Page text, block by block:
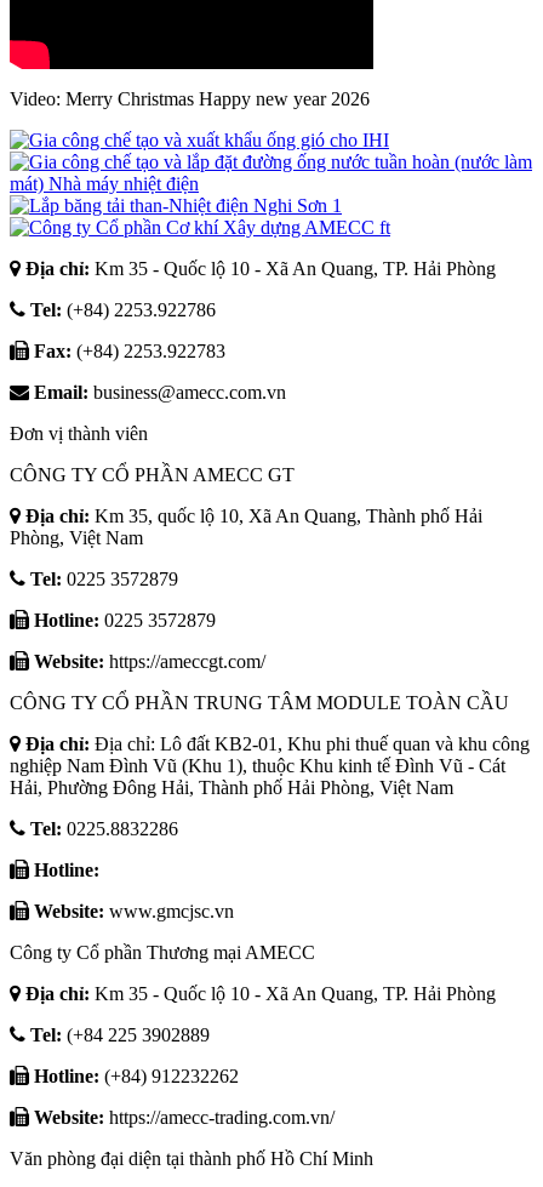
Video: Merry Christmas Happy new year 2026
Địa chỉ: Km 35 - Quốc lộ 10 - Xã An Quang, TP. Hải Phòng
Tel: (+84) 2253.922786
Fax: (+84) 2253.922783
Email: business@amecc.com.vn
Đơn vị thành viên
CÔNG TY CỔ PHẦN AMECC GT
Địa chỉ: Km 35, quốc lộ 10, Xã An Quang, Thành phố Hải
Phòng, Việt Nam
Tel: 0225 3572879
Hotline: 0225 3572879
Website: https://ameccgt.com/
CÔNG TY CỔ PHẦN TRUNG TÂM MODULE TOÀN CẦU
Địa chỉ: Địa chỉ: Lô đất KB2-01, Khu phi thuế quan và khu công
nghiệp Nam Đình Vũ (Khu 1), thuộc Khu kinh tế Đình Vũ - Cát
Hải, Phường Đông Hải, Thành phố Hải Phòng, Việt Nam
Tel: 0225.8832286
Hotline:
Website: www.gmcjsc.vn
Công ty Cổ phần Thương mại AMECC
Địa chỉ: Km 35 - Quốc lộ 10 - Xã An Quang, TP. Hải Phòng
Tel: (+84 225 3902889
Hotline: (+84) 912232262
Website: https://amecc-trading.com.vn/
Văn phòng đại diện tại thành phố Hồ Chí Minh